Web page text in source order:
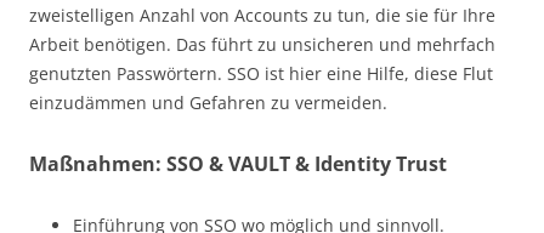
zweistelligen Anzahl von Accounts zu tun, die sie für Ihre
Arbeit benötigen. Das führt zu unsicheren und mehrfach
genutzten Passwörtern. SSO ist hier eine Hilfe, diese Flut
einzudämmen und Gefahren zu vermeiden.
Maßnahmen: SSO & VAULT & Identity Trust
Einführung von SSO wo möglich und sinnvoll.